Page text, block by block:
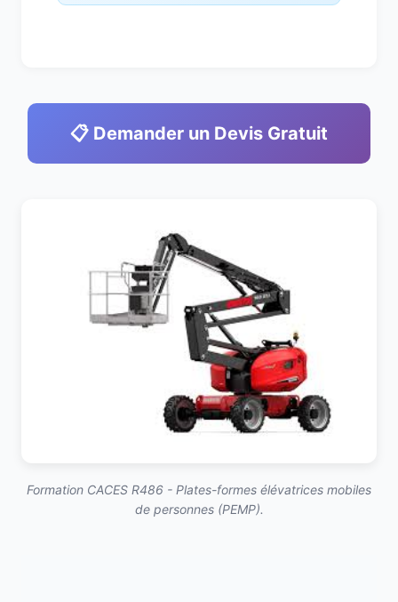
📋 Demander un Devis Gratuit
Formation CACES R486 - Plates-formes élévatrices mobiles
de personnes (PEMP).